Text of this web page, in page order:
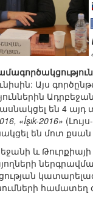
Այս
են 4 այդ
«İşık-2016»
են մոտ քսան
և
համատեղ